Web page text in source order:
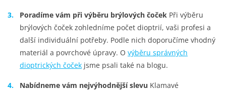
Poradíme vám při výběru brýlových čoček Při výběru
brýlových čoček zohledníme počet dioptrií, vaši profesi a
další individuální potřeby. Podle nich doporučíme vhodný
materiál a povrchové úpravy. O výběru správných
dioptrických čoček jsme psali také na blogu.
Nabídneme vám nejvýhodnější slevu Klamavé